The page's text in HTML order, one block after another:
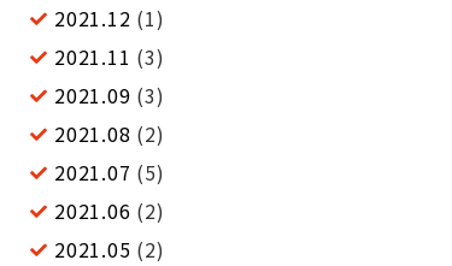
2021.12 (1)
2021.11 (3)
2021.09 (3)
2021.08 (2)
2021.07 (5)
2021.06 (2)
2021.05 (2)